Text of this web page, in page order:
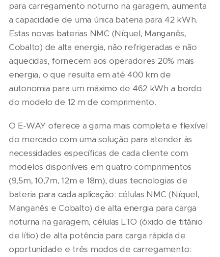
para carregamento noturno na garagem, aumenta
a capacidade de uma única bateria para 42 kWh.
Estas novas baterias NMC (Níquel, Manganês,
Cobalto) de alta energia, não refrigeradas e não
aquecidas, fornecem aos operadores 20% mais
energia, o que resulta em até 400 km de
autonomia para um máximo de 462 kWh a bordo
do modelo de 12 m de comprimento.
O E-WAY oferece a gama mais completa e flexível
do mercado com uma solução para atender às
necessidades específicas de cada cliente com
modelos disponíveis em quatro comprimentos
(9,5m, 10,7m, 12m e 18m), duas tecnologias de
bateria para cada aplicação: células NMC (Níquel,
Manganês e Cobalto) de alta energia para carga
noturna na garagem, células LTO (óxido de titânio
de lítio) de alta potência para carga rápida de
oportunidade e três modos de carregamento: